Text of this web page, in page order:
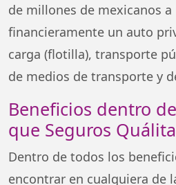
de millones de mexicanos
financieramente un auto
carga (flotilla), transporte
de medios de transporte y
Beneficios dentro
que Seguros
Dentro de todos los
encontrar en cualquiera de